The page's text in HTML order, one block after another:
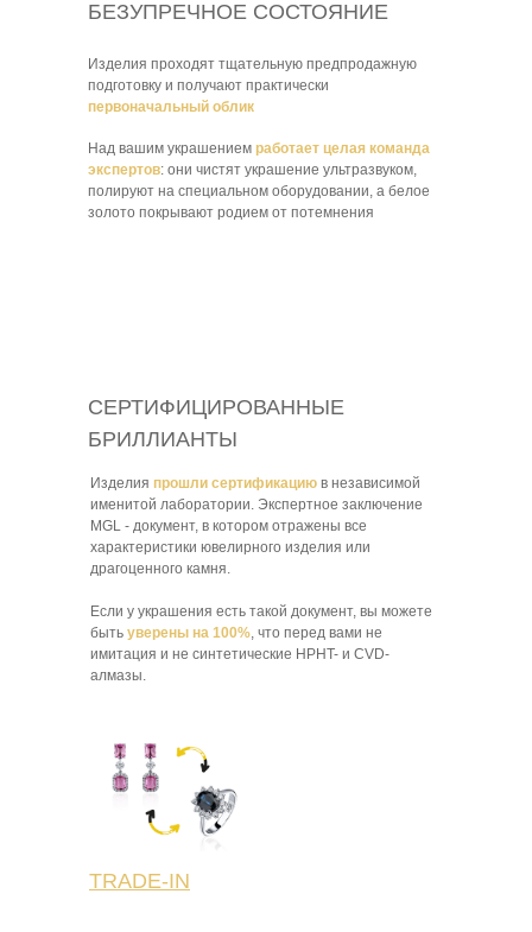
БЕЗУПРЕЧНОЕ СОСТОЯНИЕ
СЕРТИФИЦИРОВАННЫЕ
БРИЛЛИАНТЫ
Изделия проходят тщательную предпродажную
подготовку и получают практически
первоначальный облик
Над вашим украшением работает целая команда
экспертов: они чистят украшение ультразвуком,
полируют на специальном оборудовании, а белое
золото покрывают родием от потемнения
Изделия прошли сертификацию в независимой
именитой лаборатории. Экспертное заключение
MGL - документ, в котором отражены все
характеристики ювелирного изделия или
драгоценного камня.
Если у украшения есть такой документ, вы можете
быть уверены на 100%, что перед вами не
имитация и не синтетические HPHT- и CVD-
алмазы.
TRADE-IN